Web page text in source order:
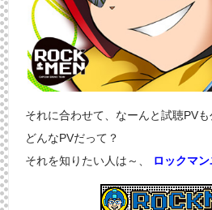
それに合わせて、なーんと試聴PV
どんなPVだって？
それを知りたい人は～、
ロックマ